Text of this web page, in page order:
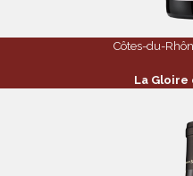
Côtes-du-
La Gloire